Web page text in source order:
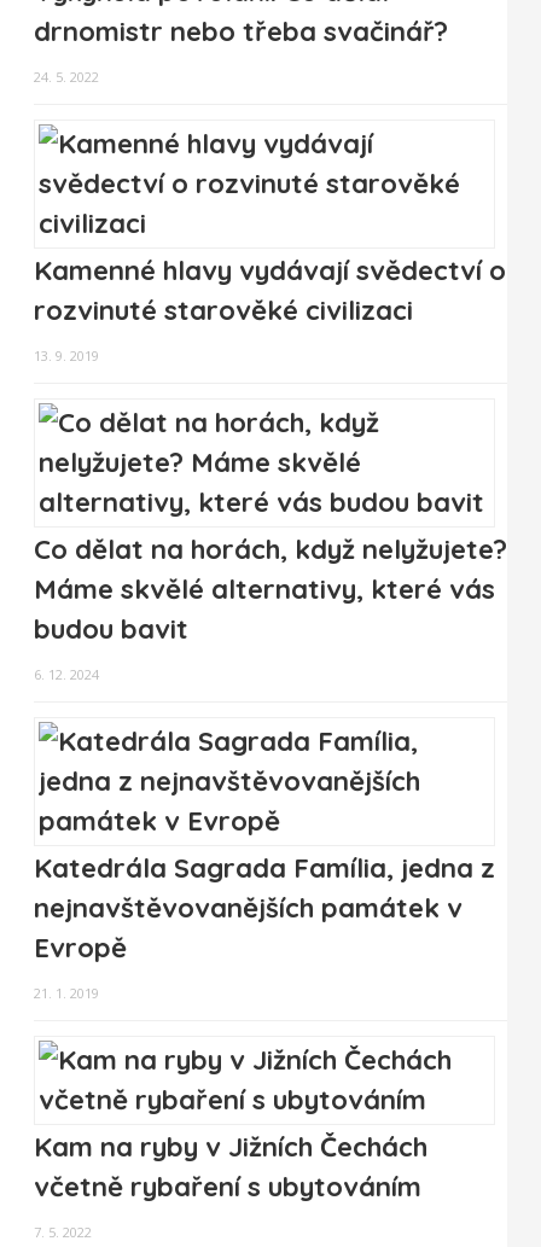
drnomistr nebo třeba svačinář?
24. 5. 2022
Kamenné hlavy vydávají svědectví o
rozvinuté starověké civilizaci
13. 9. 2019
Co dělat na horách, když nelyžujete?
Máme skvělé alternativy, které vás
budou bavit
6. 12. 2024
Katedrála Sagrada Família, jedna z
nejnavštěvovanějších památek v
Evropě
21. 1. 2019
Kam na ryby v Jižních Čechách
včetně rybaření s ubytováním
7. 5. 2022